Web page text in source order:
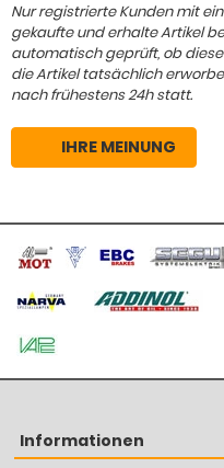
Nur registrierte Kunden mit
gekaufte und erhalte Artikel
automatisch geprüft, ob
die Artikel tatsächlich
nach frühestens 24h statt.
IHRE MEINUNG
Informationen